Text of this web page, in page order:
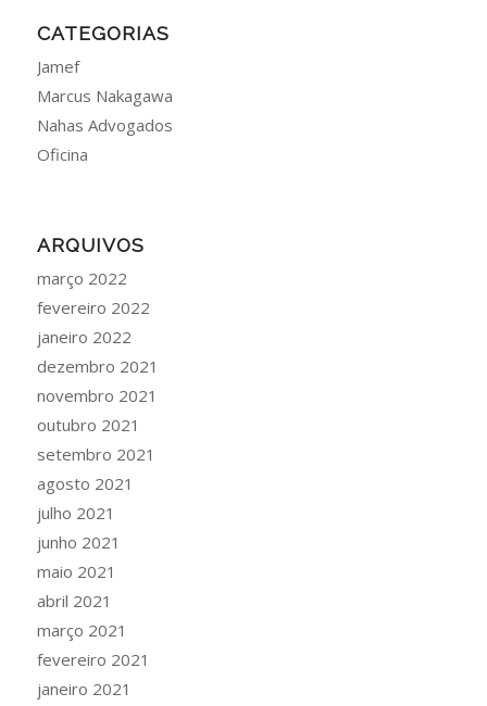
CATEGORIAS
Jamef
Marcus Nakagawa
Nahas Advogados
Oficina
ARQUIVOS
março 2022
fevereiro 2022
janeiro 2022
dezembro 2021
novembro 2021
outubro 2021
setembro 2021
agosto 2021
julho 2021
junho 2021
maio 2021
abril 2021
março 2021
fevereiro 2021
janeiro 2021